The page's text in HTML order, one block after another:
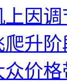
因
爬升阶
价